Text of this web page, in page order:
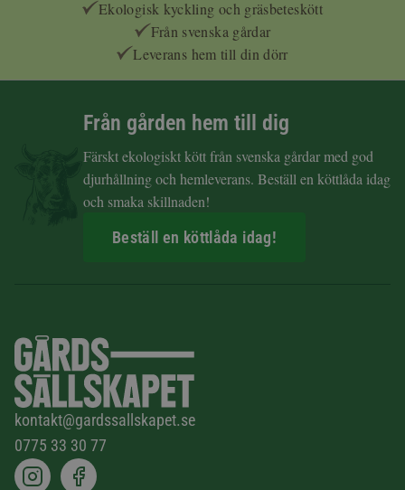
Ekologisk kyckling och gräsbeteskött
Från svenska gårdar
Leverans hem till din dörr
Från gården hem till dig
Färskt ekologiskt kött från svenska gårdar med god
djurhållning och hemleverans. Beställ en köttlåda idag
och smaka skillnaden!
Beställ en köttlåda idag!
kontakt@gardssallskapet.se
0775 33 30 77